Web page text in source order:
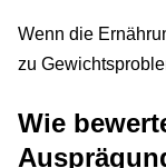
Wenn die
zu
Wie